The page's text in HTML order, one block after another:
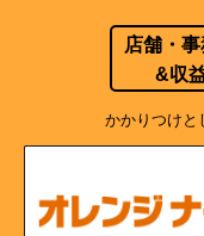
店舗・
&収
かかりつけと